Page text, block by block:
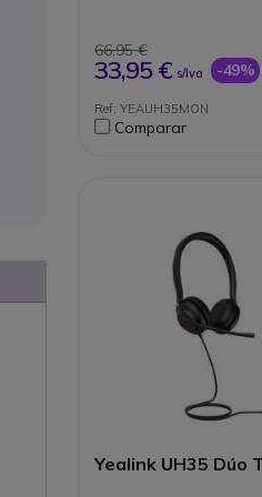
para reducir las
Micrófono: Boom -44
Comodidad para
Diseño elegante y
marco de metal
66,95 €
33,95 € s/Iva -49%
Ref: YEAUH35MON
Comparar
Yealink UH35 Dúo